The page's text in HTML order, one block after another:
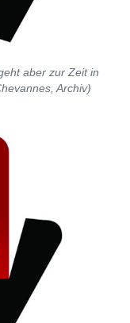
aber zur Zeit in
Archiv)